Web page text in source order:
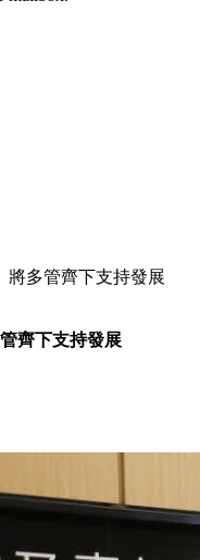
多管齊下支持發展
齊下支持發展